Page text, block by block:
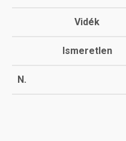
Vidék
Ismeretlen
N.